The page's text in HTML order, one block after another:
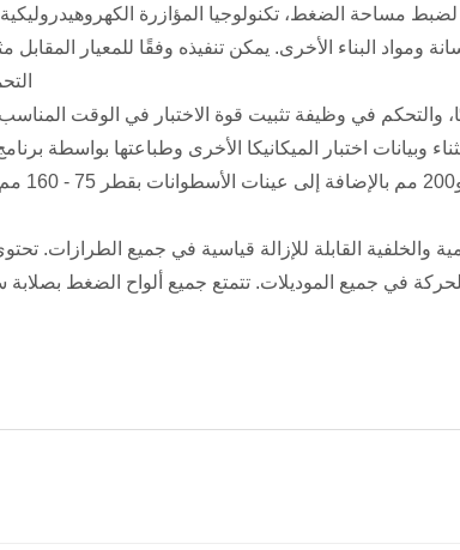
ومواد البناء الأخرى. يمكن تنفيذه وفقًا للمعيار المقابل
والخلفية القابلة للإزالة قياسية في جميع الطرازات.